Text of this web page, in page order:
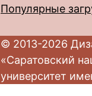
Популярные
© 2013-2026
«Саратовский
университет